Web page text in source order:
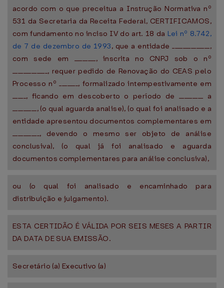
acordo com o que preceitua a Instrução Normativa nº
531 da Secretaria da Receita Federal, CERTIFICAMOS,
com fundamento no inciso IV do art. 18 da Lei nº 8.742,
de 7 de dezembro de 1993, que a entidade ______________,
com sede em ________, inscrita no CNPJ sob o nº
_____________, requer pedido de Renovação do CEAS pelo
Processo nº _______, formalizado intempestivamente em
_____, ficando em descoberto o período de _________ a
_________, (o qual aguarda analise), (o qual foi analisado e a
entidade apresentou documentos complementares em
__________, devendo o mesmo ser objeto de análise
conclusiva), (o qual já foi analisado e aguarda
documentos complementares para análise conclusiva),
ou (o qual foi analisado e encaminhado para
distribuição e julgamento).
ESTA CERTIDÃO É VÁLIDA POR SEIS MESES A PARTIR
DA DATA DE SUA EMISSÃO.
Secretário (a) Executivo (a)